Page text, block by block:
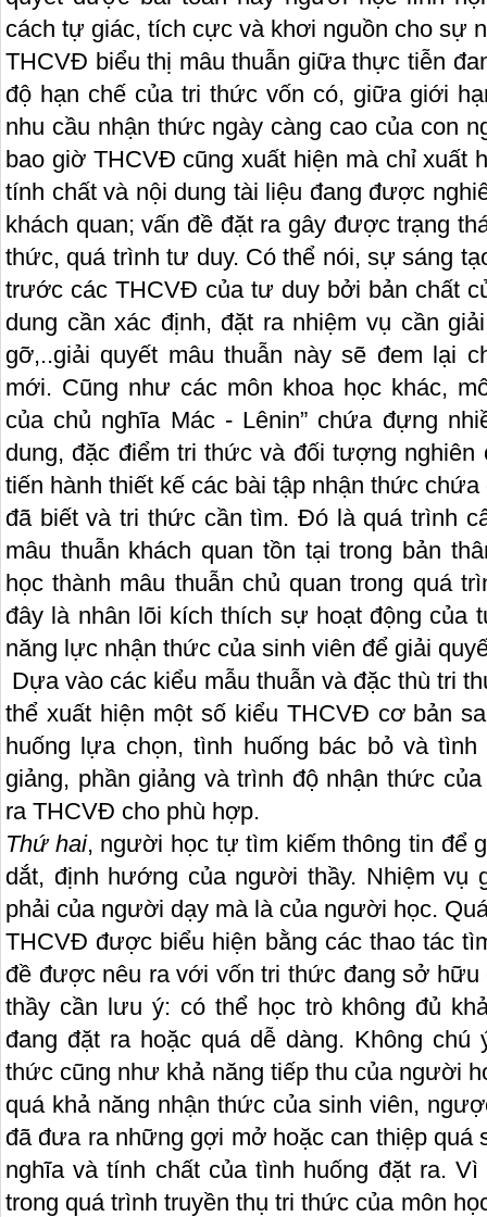
cách tự giác, tích cực và khơi nguồn cho sự
THCVĐ biểu thị mâu thuẫn giữa thực tiễn
độ hạn chế của tri thức vốn có, giữa giới
nhu cầu nhận thức ngày càng cao của con
bao giờ THCVĐ cũng xuất hiện mà chỉ xuất
tính chất và nội dung tài liệu đang được
khách quan; vấn đề đặt ra gây được trạng
thức, quá trình tư duy. Có thể nói, sự sáng
trước các THCVĐ của tư duy bởi bản chất
dung cần xác định, đặt ra nhiệm vụ cần
gỡ,..giải quyết mâu thuẫn này sẽ đem lại
mới. Cũng như các môn khoa học khác,
của chủ nghĩa Mác - Lênin” chứa đựng
dung, đặc điểm tri thức và đối tượng
tiến hành thiết kế các bài tập nhận thức
đã biết và tri thức cần tìm. Đó là quá trình
mâu thuẫn khách quan tồn tại trong bản
học thành mâu thuẫn chủ quan trong quá
đây là nhân lõi kích thích sự hoạt động của
năng lực nhận thức của sinh viên để giải
Dựa vào các kiểu mẫu thuẫn và đặc thù tri
thể xuất hiện một số kiểu THCVĐ cơ bản
huống lựa chọn, tình huống bác bỏ và
giảng, phần giảng và trình độ nhận thức
ra THCVĐ cho phù hợp.
Thứ hai, người học tự tìm kiếm thông tin để
dắt, định hướng của người thầy. Nhiệm vụ
phải của người dạy mà là của người học.
THCVĐ được biểu hiện bằng các thao tác
đề được nêu ra với vốn tri thức đang sở hữu
thầy cần lưu ý: có thể học trò không đủ
đang đặt ra hoặc quá dễ dàng. Không
thức cũng như khả năng tiếp thu của người
quá khả năng nhận thức của sinh viên,
đã đưa ra những gợi mở hoặc can thiệp quá
nghĩa và tính chất của tình huống đặt ra.
trong quá trình truyền thụ tri thức của môn